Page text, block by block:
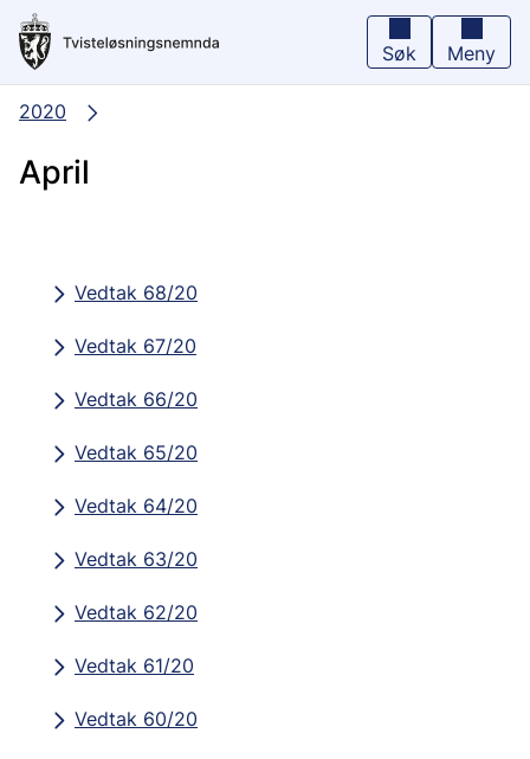
Hopp
hovedinnhold
Søk Meny
2020
April
Vedtak 68/20
Vedtak 67/20
Vedtak 66/20
Vedtak 65/20
Vedtak 64/20
Vedtak 63/20
Vedtak 62/20
Vedtak 61/20
Vedtak 60/20